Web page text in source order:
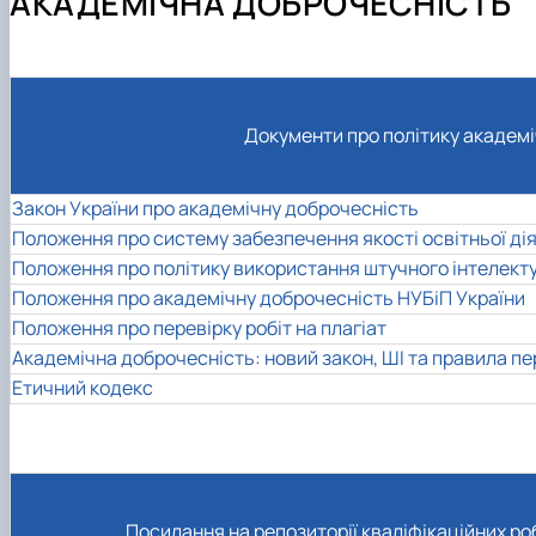
Нормативно-правові акти
Лабораторії кафедри
Академічна доброчесність
Постерна конференція магістрів
Науково-дослідна інфраструктура
Наукові досягнення студентів
Зворотний зв'язок
Документи про політику
Закон України про академічну доброчесність
Положення про систему забезпечення якості освітньої
Положення про політику використання штучного
Положення про академічну доброчесність НУБіП України
Положення про перевірку робіт на плагіат
Академічна доброчесність: новий закон, ШІ та правила
Етичний кодекс